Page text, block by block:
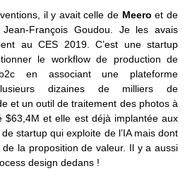
il y avait celle de Meeroet de
François Goudou. Je les avais
au CES 2019. C’est une startup
le workflow de production de
en associant une plateforme
dizaines de milliers de
et un outil de traitement des photos à
$63,4M et elle est déjà implantée aux
startup qui exploite de l’IA mais dont
de la proposition de valeur. Il y a aussi
design dedans !